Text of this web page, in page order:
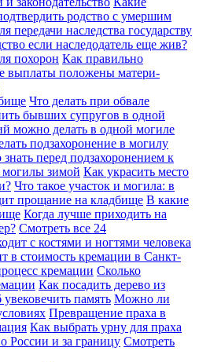
родство с умершим
наследства государству
если наследодатель еще жив?
похорон Как правильно
выплаты положены матери-
Что делать при обвале
бывших супругов в одной
можно делать в одной могиле
подзахоронение в могилу
перед подзахоронением к
зимой Как украсить место
Что такое участок и могила: в
прощание на кладбище В какие
Когда лучше приходить на
Смотреть все 24
с костями и ногтями человека
в стоимость кремации в Санкт-
кремации Сколько
Как посадить дерево из
память Можно ли
Превращение праха в
Как выбрать урну для праха
России и за границу Смотреть